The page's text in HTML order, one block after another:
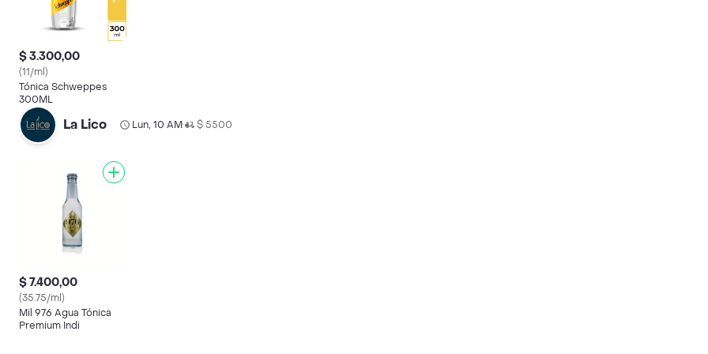
$ 3.300,00
(11/ml)
Tónica Schweppes
300ML
La Lico Lun, 10 AM• $ 5500
$ 7.400,00
(35.75/ml)
Mil 976 Agua Tónica
Premium Indi